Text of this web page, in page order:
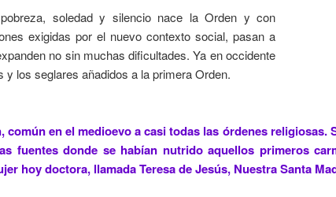
soledad y silencio nace la Orden y con
exigidas por el nuevo contexto social, pasan a
no sin muchas dificultades. Ya en occidente
y los seglares añadidos a la primera Orden.
común en el medioevo a casi todas las órdenes religiosas.
fuentes donde se habían nutrido aquellos primeros
hoy doctora, llamada Teresa de Jesús, Nuestra Santa